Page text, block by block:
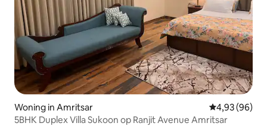
Woning in Amritsar Gemiddelde
4,93 (96)
5BHK Duplex Villa Sukoon op Ranjit Avenue Amritsar